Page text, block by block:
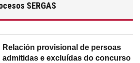
SERGAS
Relación provisional de persoas
admitidas e excluídas do concurso